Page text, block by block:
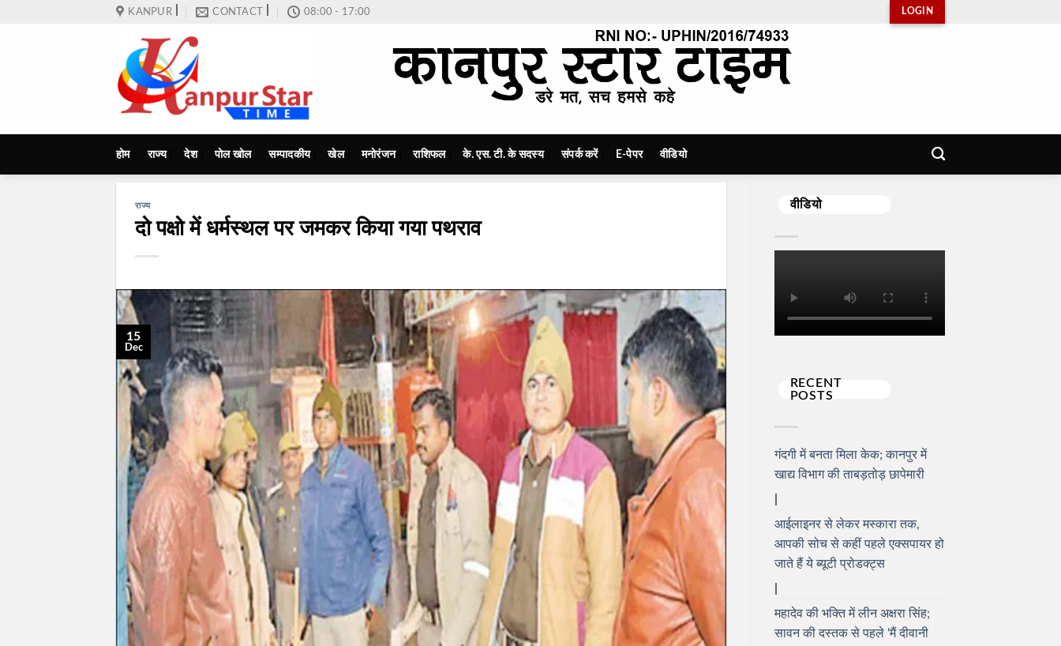
KANPUR CONTACT 08:00 - 17:00 LOGIN
होम राज्य देश पोल खोल सम्पादकीय खेल मनोरंजन राशिफल के. एस. टी. के सदस्य संपर्क करें E-पेपर वीडियो
राज्य
दो पक्षो में धर्मस्थल पर जमकर किया गया पथराव
15
Dec
वीडियो
RECENT
POSTS
गंदगी में बनता मिला केक; कानपुर में
खाद्य विभाग की ताबड़तोड़ छापेमारी
आईलाइनर से लेकर मस्कारा तक,
आपकी सोच से कहीं पहले एक्सपायर हो
जाते हैं ये ब्यूटी प्रोडक्ट्स
महादेव की भक्ति में लीन अक्षरा सिंह;
सावन की दस्तक से पहले ‘मैं दीवानी